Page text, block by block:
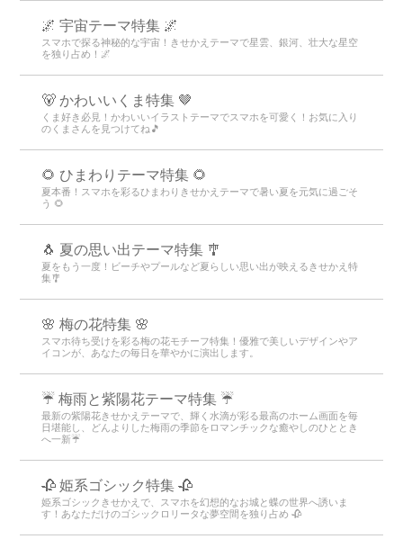
🌌 宇宙テーマ特集 🌌
スマホで探る神秘的な宇宙！きせかえテーマで星雲、銀河、壮大な星空
を独り占め！🌌
🐻 かわいいくま特集 🤎
くま好き必見！かわいいイラストテーマでスマホを可愛く！お気に入り
のくまさんを見つけてね🎵
🌻 ひまわりテーマ特集 🌻
夏本番！スマホを彩るひまわりきせかえテーマで暑い夏を元気に過ごそ
う 🌻
🐧 夏の思い出テーマ特集 🎐
夏をもう一度！ビーチやプールなど夏らしい思い出が映えるきせかえ特
集🎐
🌸 梅の花特集 🌸
スマホ待ち受けを彩る梅の花モチーフ特集！優雅で美しいデザインやア
イコンが、あなたの毎日を華やかに演出します。
☔ 梅雨と紫陽花テーマ特集 ☔
最新の紫陽花きせかえテーマで、輝く水滴が彩る最高のホーム画面を毎
日堪能し、どんよりした梅雨の季節をロマンチックな癒やしのひととき
へ一新☔
🥀 姫系ゴシック特集 🥀
姫系ゴシックきせかえで、スマホを幻想的なお城と蝶の世界へ誘いま
す！あなただけのゴシックロリータな夢空間を独り占め 🥀